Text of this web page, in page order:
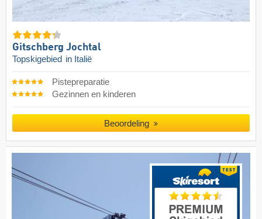
Gitschberg Jochtal
Topskigebied in Italië
Pistepreparatie
Gezinnen en kinderen
Beoordeling